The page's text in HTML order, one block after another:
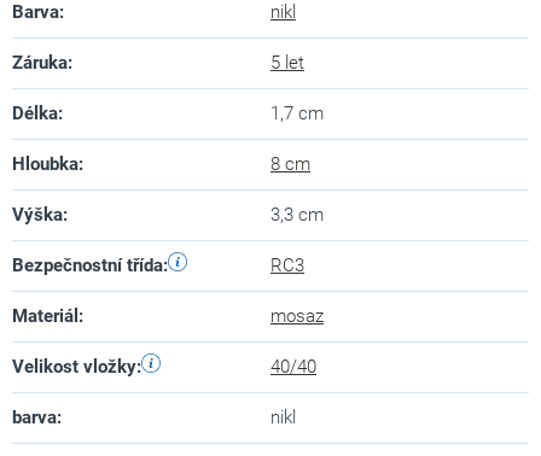
Barva: nikl
Záruka: 5 let
Délka: 1,7 cm
Hloubka: 8 cm
Výška: 3,3 cm
Bezpečnostní třída: RC3
Materiál : mosaz
Velikost vložky: 40/40
barva: nikl